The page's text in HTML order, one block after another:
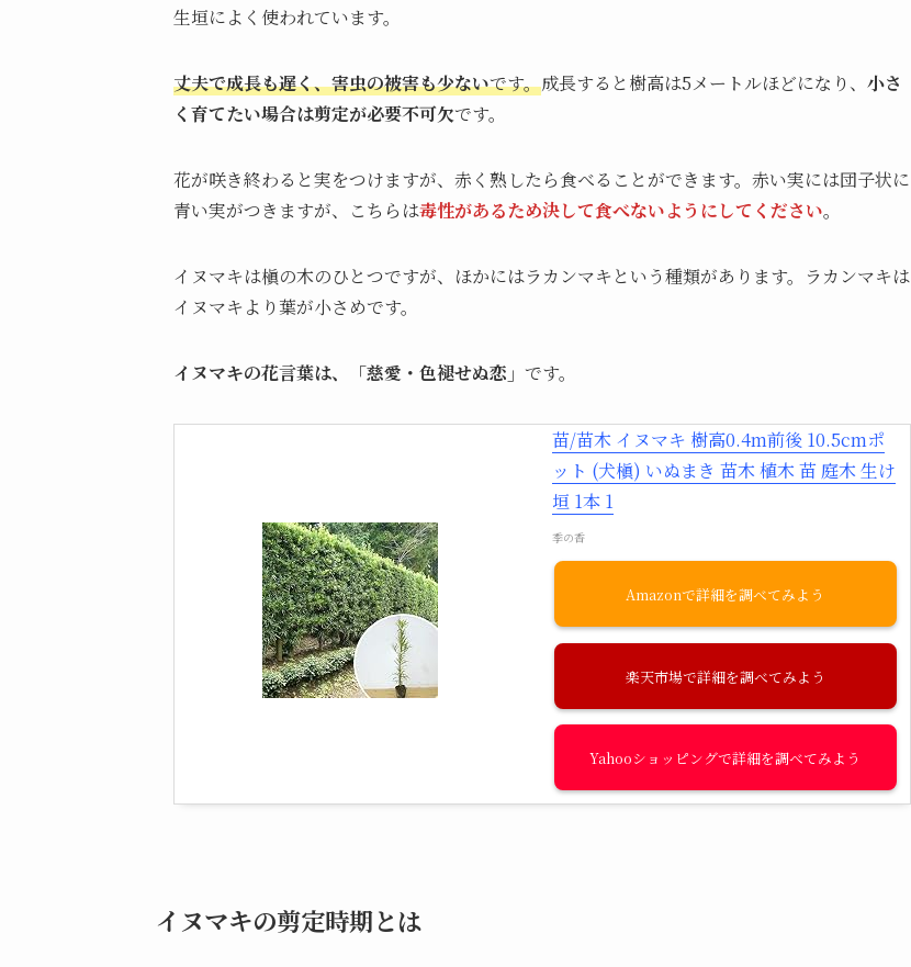
生垣によく使われています。
丈夫で成長も遅く、害虫の被害も少ないです。成長すると樹高は5メートルほどになり、 小さ
く育てたい場合は剪定が必要不可欠です。
花が咲き終わると実をつけますが、赤く熟したら食べることができます。赤い実には団子状に
青い実がつきますが、こちらは毒性があるため決して食べないようにしてください。
イヌマキは槇の木のひとつですが、ほかにはラカンマキという種類があります。ラカンマキは
イヌマキより葉が小さめです。
イヌマキの花言葉は、「慈愛・色褪せぬ恋」 です。
苗/苗木 イヌマキ 樹高0.4m前後 10.5cmポ
ット (犬槇) いぬまき 苗木 植木 苗 庭木 生け
垣 1本 1
季の香
Amazon
楽天市場
Yahooショッピング
イヌマキの剪定時期とは